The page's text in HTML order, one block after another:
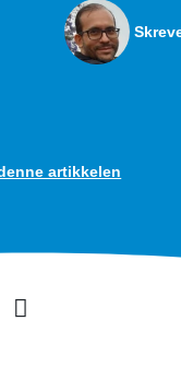
artikkelen